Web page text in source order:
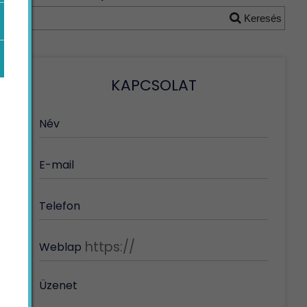
Keresés
KAPCSOLAT
Név
E-mail
Telefon
Weblap
Üzenet